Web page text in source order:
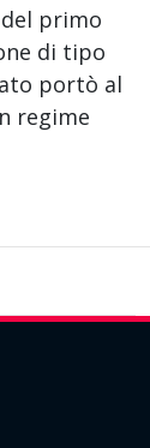
primo
di tipo
portò al
regime